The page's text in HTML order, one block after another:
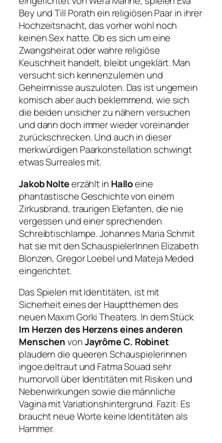
Bey und Till Porath ein religiösen Paar in ihrer
Hochzeitsnacht, das vorher wohl noch
keinen Sex hatte. Ob es sich um eine
Zwangsheirat oder wahre religiöse
Keuschheit handelt, bleibt ungeklärt. Man
versucht sich kennenzulernen und
Geheimnisse auszuloten. Das ist ungemein
komisch aber auch beklemmend, wie sich
die beiden unsicher zu nähern versuchen
und dann doch immer wieder voreinander
zurückschrecken. Und auch in dieser
merkwürdigen Paarkonstellation schwingt
etwas Surreales mit.
Jakob Nolteerzählt in Halloeine
phantastische Geschichte von einem
Zirkusbrand, traurigen Elefanten, die nie
vergessen und einer sprechenden
Schreibtischlampe. Johannes Maria Schmit
hat sie mit den SchauspielerInnen Elizabeth
Blonzen, Gregor Loebel und Mateja Meded
eingerichtet.
Das Spielen mit Identitäten, ist mit
Sicherheit eines der Hauptthemen des
neuen Maxim Gorki Theaters. In dem Stück
Im Herzen des Herzens eines anderen
MenschenvonJayrôme C. Robinet
plaudern die queeren Schauspielerinnen
ingoe.deltraut und Fatma Souad sehr
humorvoll über Identitäten mit Risiken und
Nebenwirkungen sowie die männliche
Vagina mit Variationshintergrund. Fazit: Es
braucht neue Worte keine Identitäten als
Hammer.